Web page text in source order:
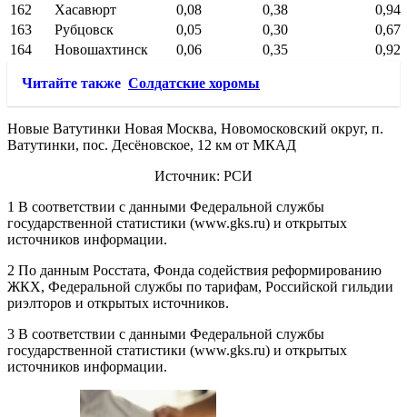
162
Хасавюрт 0,08 0,38
0,94
163
Рубцовск 0,05 0,30
0,67
164
Новошахтинск 0,06 0,35 0,92
Читайте также Солдатские хоромы
Новые Ватутинки Новая Москва, Новомосковский округ, п.
Ватутинки, пос. Десёновское, 12 км от МКАД
Источник: РСИ
1 В соответствии с данными Федеральной службы
государственной статистики (www.gks.ru) и открытых
источников информации.
2 По данным Росстата, Фонда содействия реформированию
ЖКХ, Федеральной службы по тарифам, Российской гильдии
риэлторов и открытых источников.
3 В соответствии с данными Федеральной службы
государственной статистики (www.gks.ru) и открытых
источников информации.